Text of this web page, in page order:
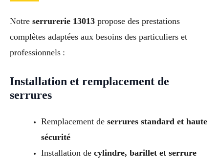
Notre serrurerie 13013 propose des prestations
complètes adaptées aux besoins des particuliers et
professionnels :
Installation et remplacement de
serrures
Remplacement de serrures standard et haute
sécurité
Installation de cylindre, barillet et serrure